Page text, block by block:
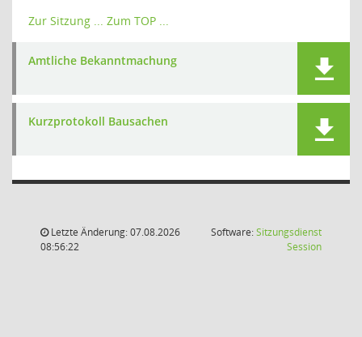
Zur Sitzung ... Zum TOP ...
Amtliche Bekanntmachung
Kurzprotokoll Bausachen
Letzte Änderung: 07.08.2026
08:56:22
Software:Sitzungsdienst
Session(Wird in